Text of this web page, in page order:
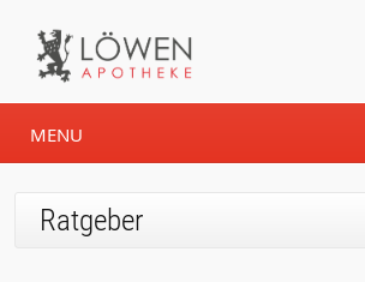
MENU
Ratgeber